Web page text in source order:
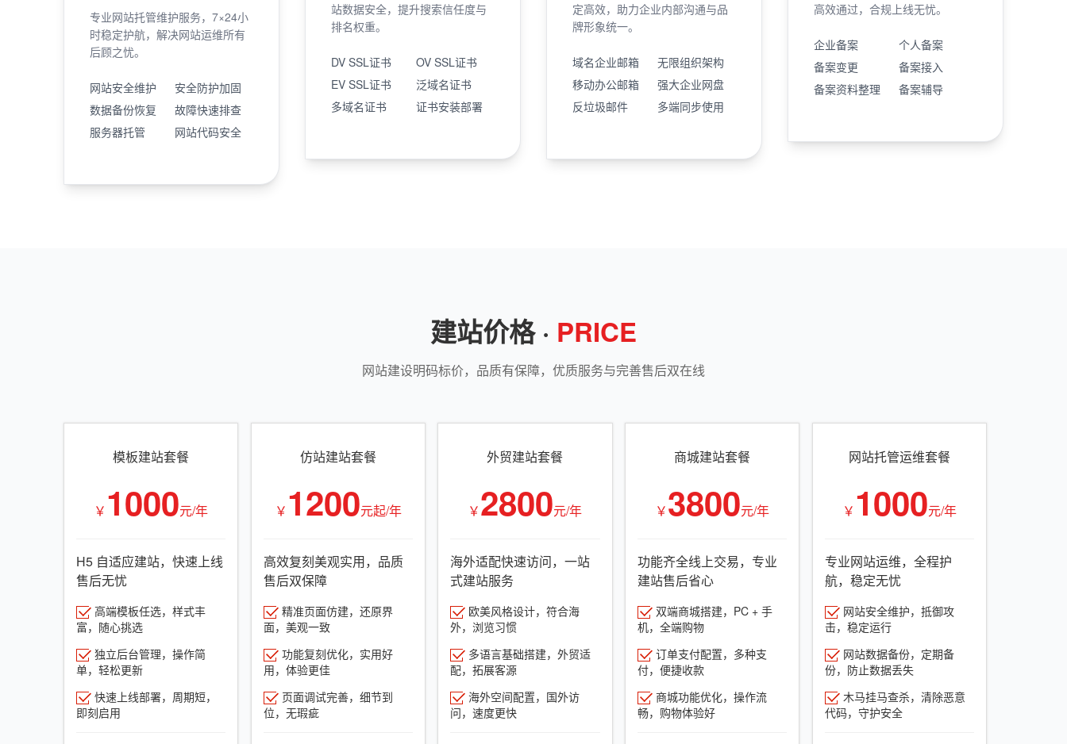
专业网站托管维护服务，7×24小
时稳定护航，解决网站运维所有
后顾之忧。
网站安全维护
安全防护加固
数据备份恢复
故障快速排查
服务器托管
网站代码安全
站数据安全，提升搜索信任度与
排名权重。
DV SSL证书
OV SSL证书
EV SSL证书
泛域名证书
多域名证书
证书安装部署
定高效，助力企业内部沟通与品
牌形象统一。
域名企业邮箱
无限组织架构
移动办公邮箱
强大企业网盘
反垃圾邮件
多端同步使用
高效通过，合规上线无忧。
企业备案
个人备案
备案变更
备案接入
备案资料整理
备案辅导
建站价格 · PRICE
网站建设明码标价，品质有保障，优质服务与完善售后双在线
模板建站套餐
￥ 1000元/年
H5 自适应建站，快速上线
售后无忧
高端模板任选，样式丰
富，随心挑选
独立后台管理，操作简
单，轻松更新
快速上线部署，周期短，
即刻启用
仿站建站套餐
￥ 1200元起/年
高效复刻美观实用，品质
售后双保障
精准页面仿建，还原界
面，美观一致
功能复刻优化，实用好
用，体验更佳
页面调试完善，细节到
位，无瑕疵
外贸建站套餐
￥2800元/年
海外适配快速访问，一站
式建站服务
欧美风格设计，符合海
外，浏览习惯
多语言基础搭建，外贸适
配，拓展客源
海外空间配置，国外访
问，速度更快
商城建站套餐
￥3800元/年
功能齐全线上交易，专业
建站售后省心
双端商城搭建，PC + 手
机，全端购物
订单支付配置，多种支
付，便捷收款
商城功能优化，操作流
畅，购物体验好
网站托管运维套餐
￥ 1000元/年
专业网站运维，全程护
航，稳定无忧
网站安全维护，抵御攻
击，稳定运行
网站数据备份，定期备
份，防止数据丢失
木马挂马查杀，清除恶意
代码，守护安全